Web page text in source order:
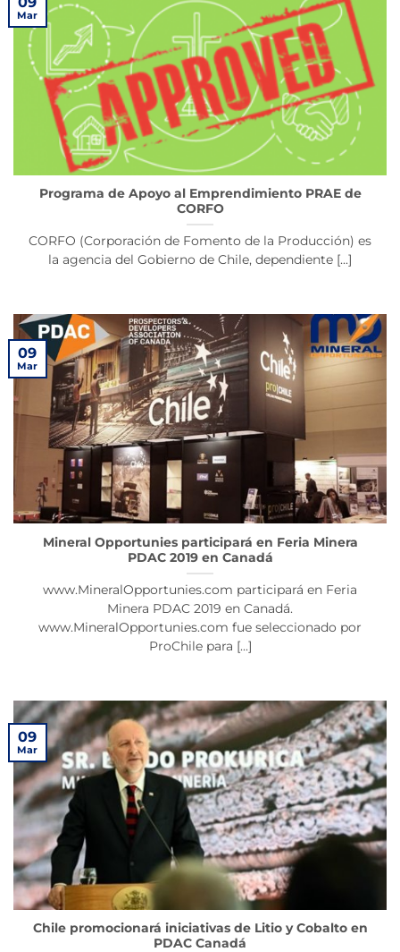
Programa de Apoyo al Emprendimiento PRAE de
CORFO
CORFO (Corporación de Fomento de la Producción) es
la agencia del Gobierno de Chile, dependiente [...]
Mar
Mineral Opportunies participará en Feria Minera
PDAC 2019 en Canadá
www.MineralOpportunies.com participará en Feria
Minera PDAC 2019 en Canadá.
www.MineralOpportunies.com fue seleccionado por
ProChile para [...]
09
Mar
Chile promocionará iniciativas de Litio y Cobalto en
PDAC Canadá
09
Mar